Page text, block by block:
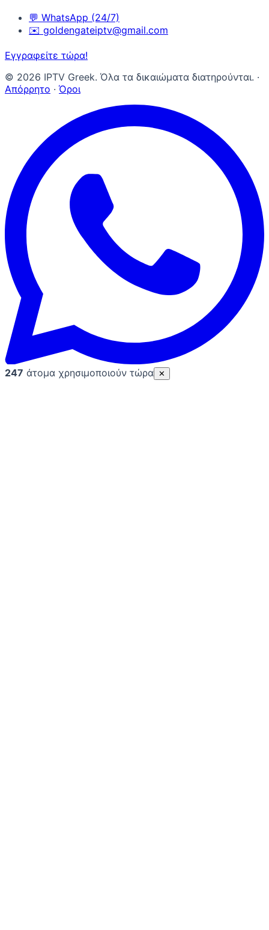
💬 WhatsApp (24/7)
✉️ goldengateiptv@gmail.com
Εγγραφείτε τώρα!
© 2026 IPTV Greek. Όλα τα δικαιώματα διατηρούνται. ·
Απόρρητο · Όροι
247 άτομα χρησιμοποιούν τώρα ✕